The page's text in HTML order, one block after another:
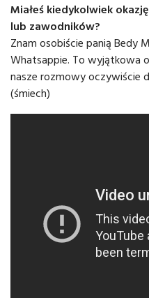
Miałeś kiedykolwiek
lub zawodników?
Znam osobiście panią Bedy
Whatsappie. To wyjątkowa
nasze rozmowy oczywiście
(śmiech)